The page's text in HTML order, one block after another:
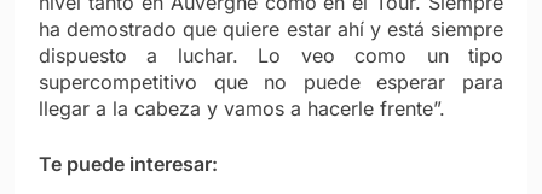
ha demostrado que quiere estar ahí y está siempre
dispuesto a luchar. Lo veo como un tipo
supercompetitivo que no puede esperar para
llegar a la cabeza y vamos a hacerle frente”.
Te puede interesar: